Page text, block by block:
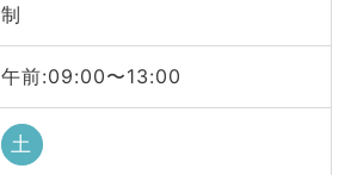
制
午前:09:00〜13:00
土